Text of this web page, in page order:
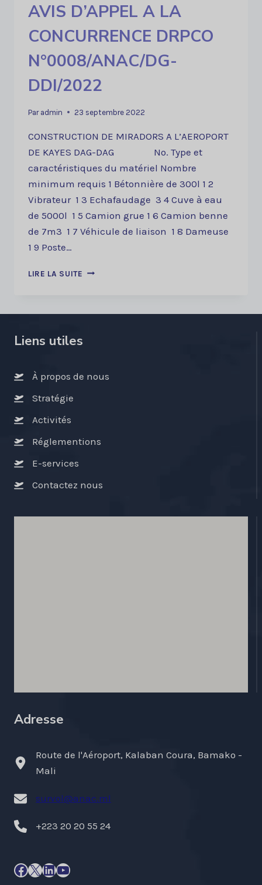
AVIS D’APPEL A LA
CONCURRENCE DRPCO
N°0008/ANAC/DG-
DDI/2022
Par admin 23 septembre 2022
CONSTRUCTION DE MIRADORS A L’AEROPORT
DE KAYES DAG-DAG No. Type et
caractéristiques du matériel Nombre
minimum requis 1 Bétonnière de 300l 1 2
Vibrateur 1 3 Echafaudage 3 4 Cuve à eau
de 5000l 1 5 Camion grue 1 6 Camion benne
de 7m3 1 7 Véhicule de liaison 1 8 Dameuse
1 9 Poste…
LIRE LA SUITE AVIS
N°0008/ANAC/DG-
Liens utiles
À propos de nous
Stratégie
Activités
Réglementions
E-services
Contactez nous
Adresse
Route de l'Aéroport, Kalaban Coura, Bamako -
Mali
survol@anac.ml
+223 20 20 55 24
Facebook
X LinkedIn
YouTube